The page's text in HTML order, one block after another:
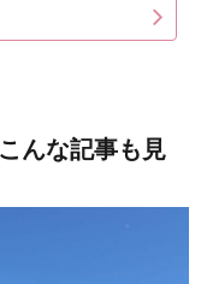
んな記事も見